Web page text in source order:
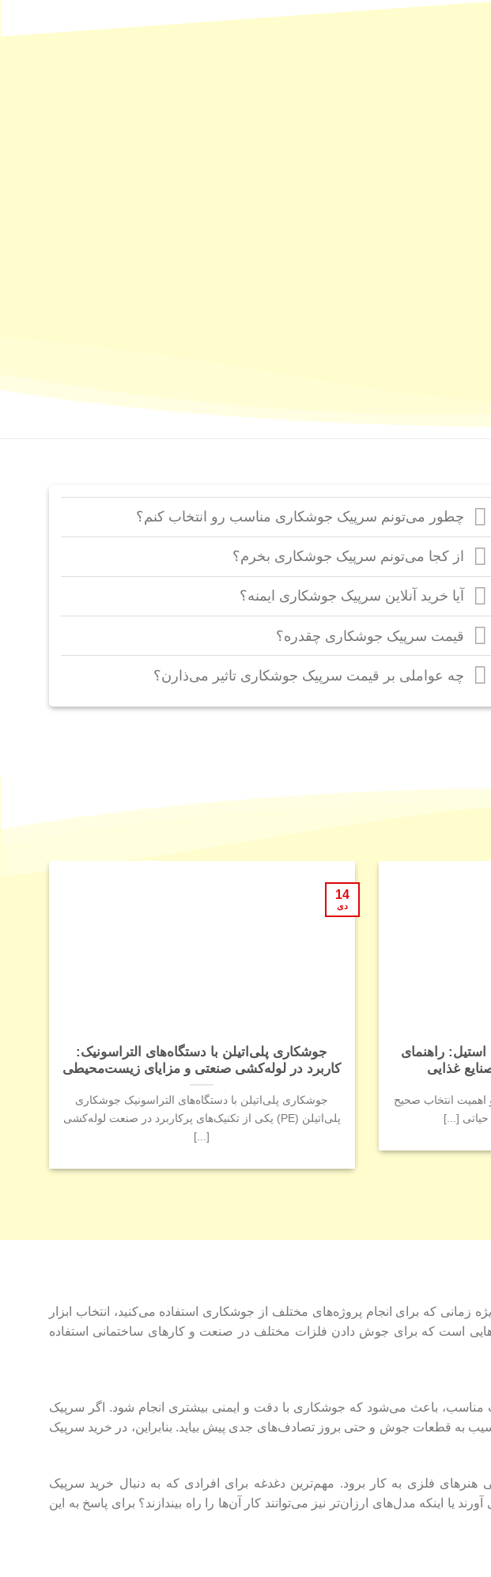
چطور می‌تونم سرپیک جوشکاری مناسب رو انتخاب کنم؟
از کجا می‌تونم سرپیک جوشکاری بخرم؟
آیا خرید آنلاین سرپیک جوشکاری ایمنه؟
قیمت سرپیک جوشکاری چقدره؟
چه عواملی بر قیمت سرپیک جوشکاری تاثیر می‌ذارن؟
استیل: راهنمای
غذایی
اهمیت انتخاب صحیح
[...]
جوشکاری پلی‌اتیلن با دستگاه‌های التراسونیک:
کاربرد در لوله‌کشی صنعتی و مزایای زیست‌محیطی
جوشکاری پلی‌اتیلن با دستگاه‌های التراسونیک جوشکاری
پلی‌اتیلن (PE) یکی از تکنیک‌های پرکاربرد در صنعت لوله‌کشی
[...]
14
دی
زمانی که برای انجام پروژه‌های مختلف از جوشکاری استفاده می‌کنید، انتخاب ابزار
است که برای جوش دادن فلزات مختلف در صنعت و کارهای ساختمانی استفاده
مناسب، باعث می‌شود که جوشکاری با دقت و ایمنی بیشتری انجام شود. اگر سرپیک
به قطعات جوش و حتی بروز تصادف‌های جدی پیش بیاید. بنابراین، در خرید سرپیک
فلزی به کار برود. مهم‌ترین دغدغه برای افرادی که به دنبال خرید سرپیک
یا اینکه مدل‌های ارزان‌تر نیز می‌توانند کار آن‌ها را راه بیندازند؟ برای پاسخ به این